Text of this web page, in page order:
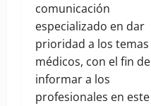
comunicación
especializado en dar
prioridad a los temas
médicos, con el fin de
informar a los
profesionales en este